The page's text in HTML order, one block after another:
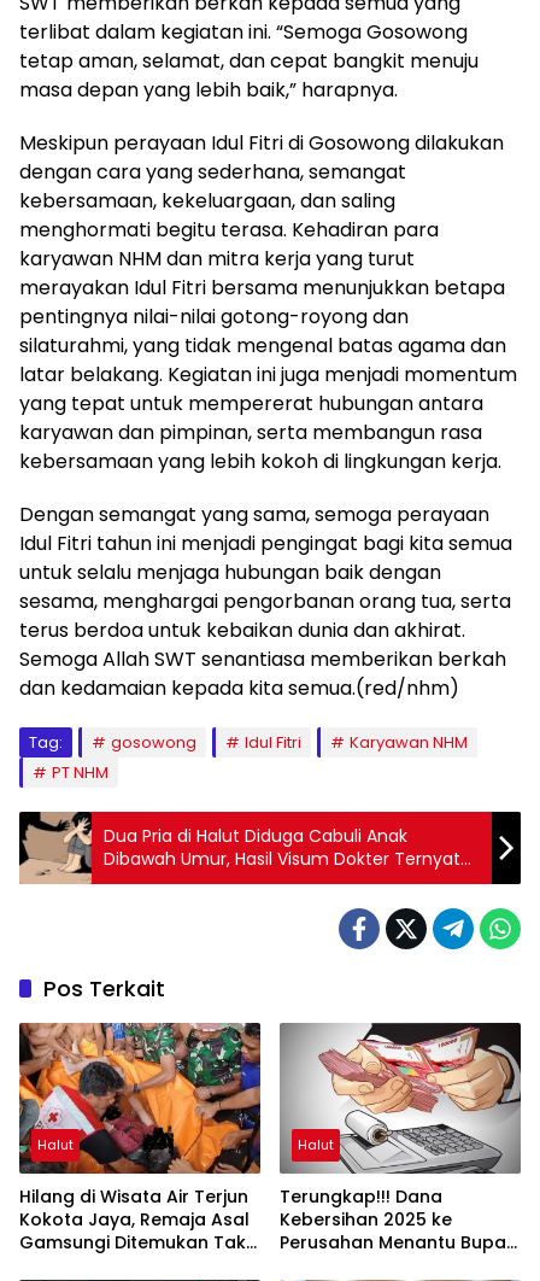
terlibat dalam kegiatan ini. “Semoga Gosowong
tetap aman, selamat, dan cepat bangkit menuju
masa depan yang lebih baik,” harapnya.
Meskipun perayaan Idul Fitri di Gosowong dilakukan
dengan cara yang sederhana, semangat
kebersamaan, kekeluargaan, dan saling
menghormati begitu terasa. Kehadiran para
karyawan NHM dan mitra kerja yang turut
merayakan Idul Fitri bersama menunjukkan betapa
pentingnya nilai-nilai gotong-royong dan
silaturahmi, yang tidak mengenal batas agama dan
latar belakang. Kegiatan ini juga menjadi momentum
yang tepat untuk mempererat hubungan antara
karyawan dan pimpinan, serta membangun rasa
kebersamaan yang lebih kokoh di lingkungan kerja.
Dengan semangat yang sama, semoga perayaan
Idul Fitri tahun ini menjadi pengingat bagi kita semua
untuk selalu menjaga hubungan baik dengan
sesama, menghargai pengorbanan orang tua, serta
terus berdoa untuk kebaikan dunia dan akhirat.
Semoga Allah SWT senantiasa memberikan berkah
dan kedamaian kepada kita semua.(red/nhm)
Tag: gosowong Idul Fitri
Karyawan NHM
PT NHM
Dua Pria di Halut Diduga Cabuli Anak
Dibawah Umur, Hasil Visum Dokter Ternyata
Begini
Pos Terkait
Halut
Hilang di Wisata Air Terjun
Kokota Jaya, Remaja Asal
Gamsungi Ditemukan Tak
Halut
Terungkap!!! Dana
Kebersihan 2025 ke
Perusahan Menantu Bupati